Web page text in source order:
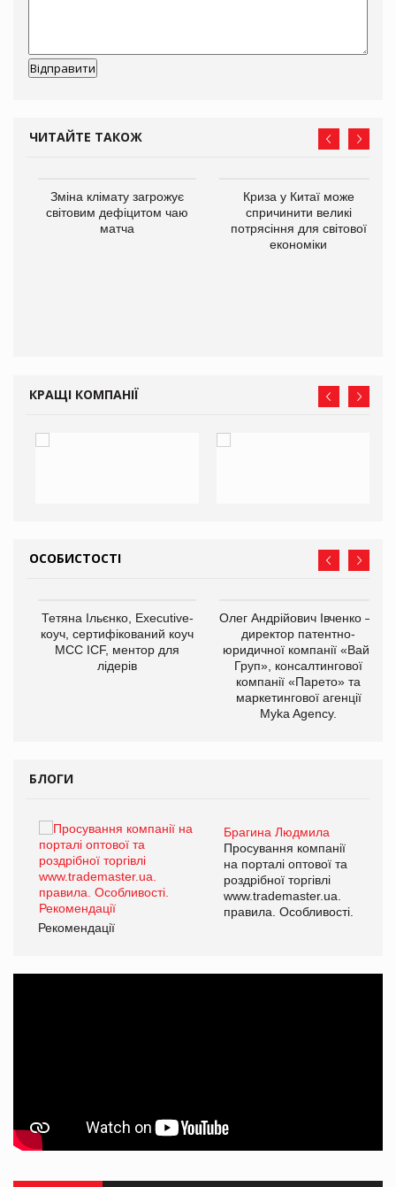
ЧИТАЙТЕ ТАКОЖ
Зміна клімату загрожує
світовим дефіцитом чаю
матча
Криза у Китаї може
спричинити великі
потрясіння для світової
економіки
КРАЩІ КОМПАНІЇ
ОСОБИСТОСТІ
Тетяна Ільєнко, Executive-
коуч, сертифікований коуч
МСС ICF, ментор для
лідерів
Олег Андрійович Івченко —
директор патентно-
юридичної компанії «Вайз
Груп», консалтингової
компанії «Парето» та
маркетингової агенції
Myka Agency.
БЛОГИ
Брагина Людмила
Просування компанії
на порталі оптової та
роздрібної торгівлі
www.trademaster.ua.
правила. Особливості.
Рекомендації